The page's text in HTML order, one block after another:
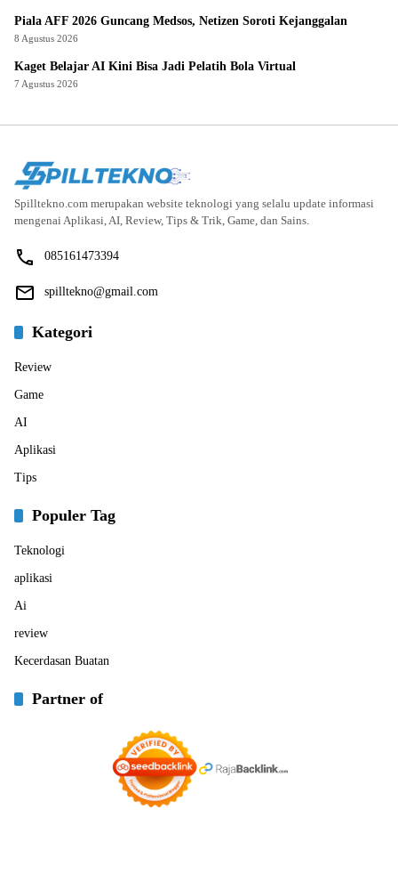
Piala AFF 2026 Guncang Medsos, Netizen Soroti Kejanggalan
8 Agustus 2026
Kaget Belajar AI Kini Bisa Jadi Pelatih Bola Virtual
7 Agustus 2026
Spilltekno.com merupakan website teknologi yang selalu update informasi
mengenai Aplikasi, AI, Review, Tips & Trik, Game, dan Sains.
085161473394
spilltekno@gmail.com
Kategori
Review
Game
AI
Aplikasi
Tips
Populer Tag
Teknologi
aplikasi
Ai
review
Kecerdasan Buatan
Partner of